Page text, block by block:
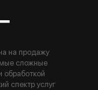
на продажу
сложные
обработкой
спектр услуг